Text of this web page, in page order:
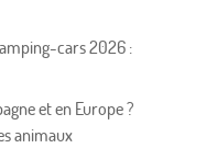
cars 2026 :
et en Europe ?
animaux